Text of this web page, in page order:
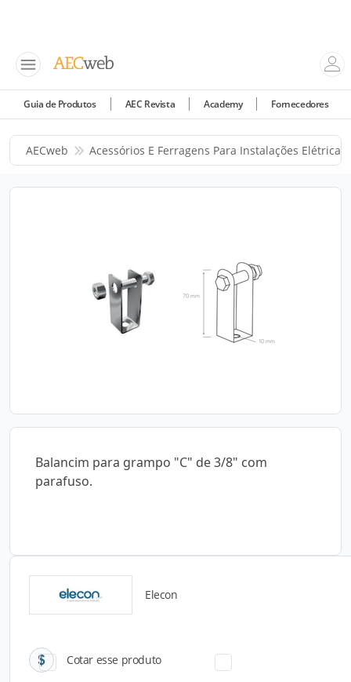
Guia de Produtos AEC Revista Academy Fornecedores
AECweb Acessórios E Ferragens Para Instalações Elétricas
Balancim para grampo "C" de 3/8" com
parafuso.
Elecon
Cotar esse produto
Catálogos para Download